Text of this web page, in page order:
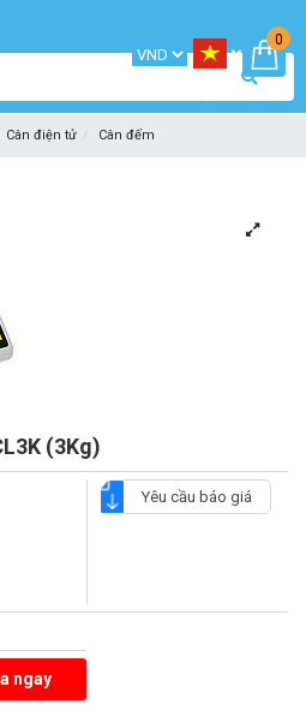
0
Cân điện tử Cân đếm
(3Kg)
Yêu cầu báo giá
ngay